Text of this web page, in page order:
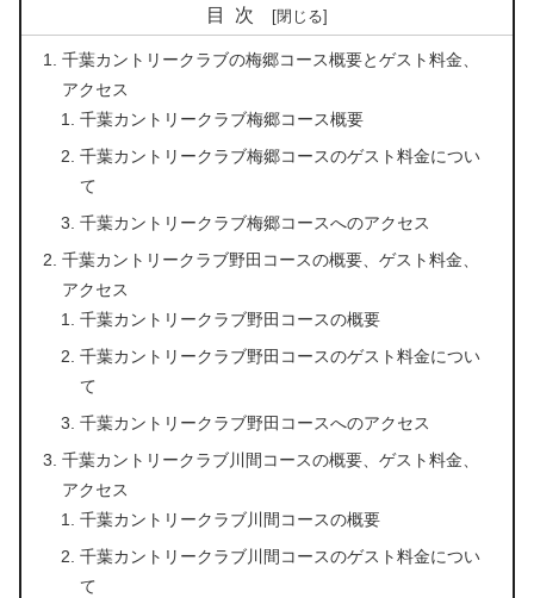
目次
千葉カントリークラブの梅郷コース概要とゲスト料金、
アクセス
千葉カントリークラブ梅郷コース概要
千葉カントリークラブ梅郷コースのゲスト料金につい
て
千葉カントリークラブ梅郷コースへのアクセス
千葉カントリークラブ野田コースの概要、ゲスト料金、
アクセス
千葉カントリークラブ野田コースの概要
千葉カントリークラブ野田コースのゲスト料金につい
て
千葉カントリークラブ野田コースへのアクセス
千葉カントリークラブ川間コースの概要、ゲスト料金、
アクセス
千葉カントリークラブ川間コースの概要
千葉カントリークラブ川間コースのゲスト料金につい
て